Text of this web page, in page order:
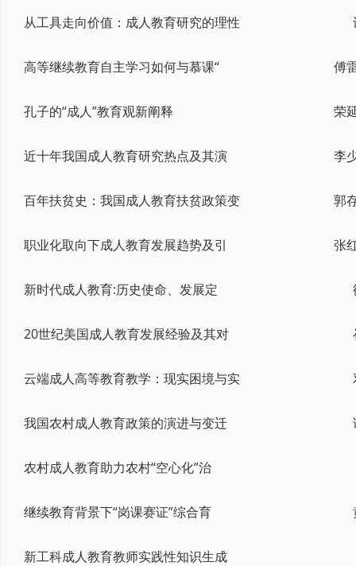
从工具走向价值：成人教育研究的理性
高等继续教育自主学习如何与慕课“
孔子的“成人”教育观新阐释
近十年我国成人教育研究热点及其演
百年扶贫史：我国成人教育扶贫政策变 郭
职业化取向下成人教育发展趋势及引
新时代成人教育:历史使命、发展定
20世纪美国成人教育发展经验及其对
云端成人高等教育教学：现实困境与实
我国农村成人教育政策的演进与变迁
农村成人教育助力农村“空心化”治
继续教育背景下“岗课赛证”综合育
新工科成人教育教师实践性知识生成